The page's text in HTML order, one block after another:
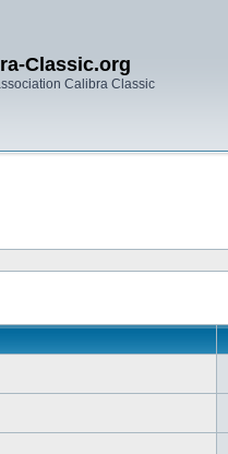
Classic.org
Calibra Classic